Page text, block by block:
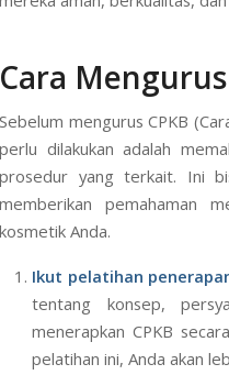
Cara Mengurus
Sebelum mengurus CPKB
perlu dilakukan adalah
prosedur yang terkait. Ini
memberikan pemahaman
kosmetik Anda.
Ikut pelatihan
tentang konsep,
menerapkan CPKB
pelatihan ini, Anda akan